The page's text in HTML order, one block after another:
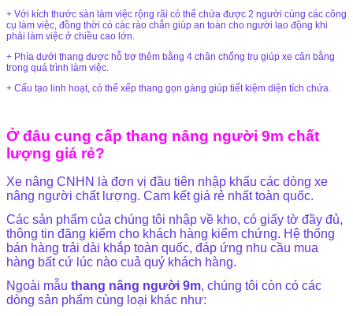
+ Với kích thước sàn làm việc rộng rãi có thể chứa được 2 người cùng các công
cụ làm việc, đồng thời có các rào chắn giúp an toàn cho người lao động khi
phải làm việc ở chiều cao lớn.
+ Phía dưới thang được hỗ trợ thêm bằng 4 chân chống trụ giúp xe cân bằng
trong quá trình làm việc.
+ Cấu tạo linh hoạt, có thể xếp thang gọn gàng giúp tiết kiệm diện tích chứa.
Ở đâu cung cấp thang nâng người 9m chất
lượng giá rẻ?
Xe nâng CNHN là đơn vị đầu tiên nhập khẩu các dòng xe
nâng người chất lượng. Cam kết giá rẻ nhất toàn quốc.
Các sản phẩm của chúng tôi nhập về kho, có giấy tờ đầy đủ,
thông tin đăng kiểm cho khách hàng kiểm chứng. Hệ thống
bán hàng trải dài khắp toàn quốc, đáp ứng nhu cầu mua
hàng bất cứ lúc nào cuả quý khách hàng.
Ngoài mẫu thang nâng người 9m, chúng tôi còn có các
dòng sản phẩm cùng loại khác như: